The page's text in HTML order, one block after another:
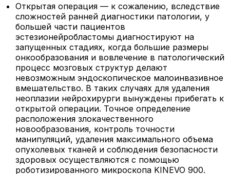
Открытая операция — к сожалению, вследствие
сложностей ранней диагностики патологии, у
большей части пациентов
эстезионейробластомы диагностируют на
запущенных стадиях, когда большие размеры
онкообразования и вовлечение в патологический
процесс мозговых структур делают
невозможным эндоскопическое малоинвазивное
вмешательство. В таких случаях для удаления
неоплазии нейрохирурги вынуждены прибегать к
открытой операции. Точное определение
расположения злокачественного
новообразования, контроль точности
манипуляций, удаления максимального объема
опухолевых тканей и соблюдения безопасности
здоровых осуществляются с помощью
роботизированного микроскопа KINEVO 900.